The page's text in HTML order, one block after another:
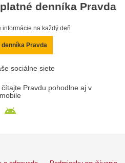
denníka Pravda
informácie na každý deň
Pravda
sociálne siete
Pravdu pohodlne aj v
mobile